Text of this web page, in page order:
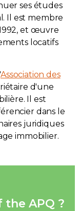
ses études
Il est membre
et œuvre
locatifs
Association des
d'une
Il est
dans le
juridiques
immobilier.
APQ ?